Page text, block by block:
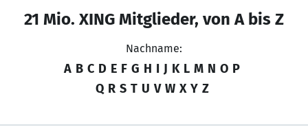
21 Mio. XING Mitglieder, von A bis Z
Nachname:
A B C D E F G H I J K L M N O P
Q R S T U V W X Y Z